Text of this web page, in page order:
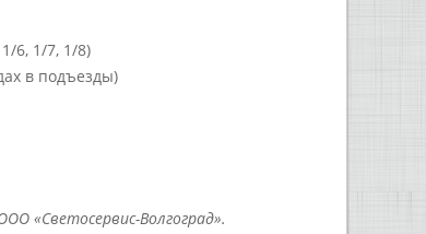
6, 1/7, 1/8)
в подъезды)
«Светосервис-Волгоград».